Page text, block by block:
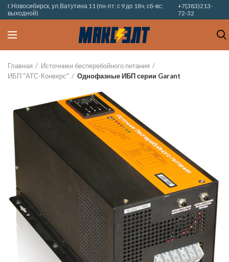
г.Новосибирск, ул.Ватутина 11 (пн-пт: с 9 до 18ч, сб-вс:
выходной)
+7(383)213-
72-32
Главная
Источники бесперебойного питания
ИБП "АТС-Конверс"
Однофазные ИБП серии Garant